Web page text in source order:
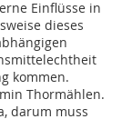
Einflüsse in
dieses
kommen.
Thormählen.
darum muss